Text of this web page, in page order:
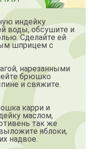
индейку
воды, обсушите и
Сделайте ей
шприцем с
нарезанными
брюшко
и свяжите.
карри и
маслом,
так же
яблоки,
надвое.